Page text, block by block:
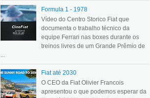
Formula 1 - 1978
Vídeo do Centro Storico Fiat que
documenta o trabalho técnico da
equipe Ferrari nas boxes durante os
treinos livres de um Grande Prêmio de
...
Fiat até 2030
O CEO da Fiat Olivier Francois
apresentou o que podemos esperar da